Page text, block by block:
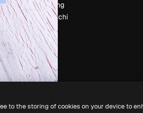
Bán nội dung
Phòng báo chí
Tìm kiếm
magnific.ai
to the storing of cookies on your device to